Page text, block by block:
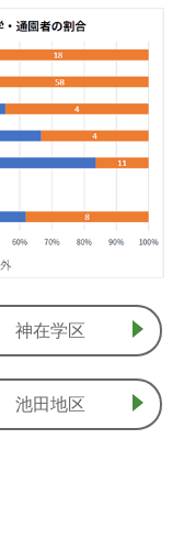
神在学区
池田地区